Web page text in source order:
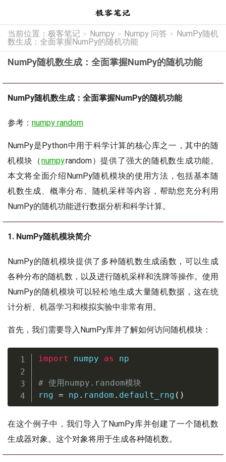
当前位置： 极客笔记 > Numpy > Numpy 问答 > NumPy随机
数生成：全面掌握NumPy的随机功能
NumPy随机数生成：全面掌握NumPy的随机功能
NumPy随机数生成：全面掌握NumPy的随机功能
参考： numpy random
NumPy是Python中用于科学计算的核心库之一，其中的随
机模块（numpy.random）提供了强大的随机数生成功能。
本文将全面介绍NumPy随机模块的使用方法，包括基本随
机数生成、概率分布、随机采样等内容，帮助您充分利用
NumPy的随机功能进行数据分析和科学计算。
1. NumPy随机模块简介
NumPy的随机模块提供了多种随机数生成函数，可以生成
各种分布的随机数，以及进行随机采样和洗牌等操作。使用
NumPy的随机模块可以轻松地生成大量随机数据，这在统
计分析、机器学习和模拟实验中非常有用。
首先，我们需要导入NumPy库并了解如何访问随机模块：
import numpy as np
# 使用numpy.random模块
rng = np . random . default_rng ( )
在这个例子中，我们导入了NumPy库并创建了一个随机数
生成器对象。这个对象将用于生成各种随机数。